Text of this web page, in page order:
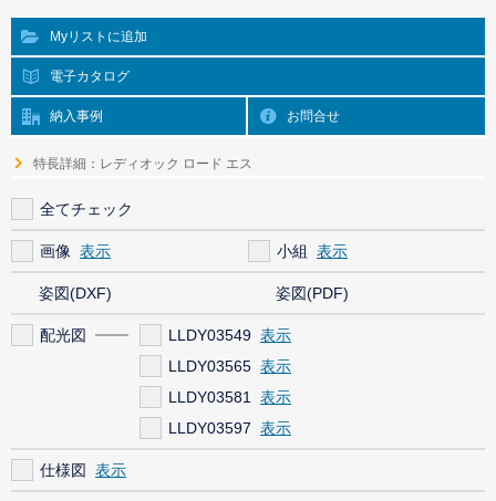
Myリストに追加
電子カタログ
納入事例 お問合せ
特長詳細：レディオック ロード エス
全てチェック
画像 小組
姿図(DXF) 姿図(PDF)
配光図
LLDY03549
LLDY03565
LLDY03581
LLDY03597
仕様図